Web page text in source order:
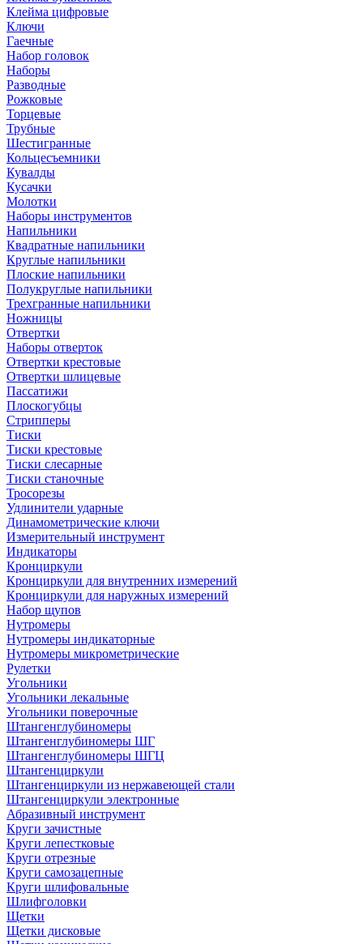
Клейма цифровые
Ключи
Гаечные
Набор головок
Наборы
Разводные
Рожковые
Торцевые
Трубные
Шестигранные
Кольцесъемники
Кувалды
Кусачки
Молотки
Наборы инструментов
Напильники
Квадратные напильники
Круглые напильники
Плоские напильники
Полукруглые напильники
Трехгранные напильники
Ножницы
Отвертки
Наборы отверток
Отвертки крестовые
Отвертки шлицевые
Пассатижи
Плоскогубцы
Стрипперы
Тиски
Тиски крестовые
Тиски слесарные
Тиски станочные
Тросорезы
Удлинители ударные
Динамометрические ключи
Измерительный инструмент
Индикаторы
Кронциркули
Кронциркули для внутренних измерений
Кронциркули для наружных измерений
Набор щупов
Нутромеры
Нутромеры индикаторные
Нутромеры микрометрические
Рулетки
Угольники
Угольники лекальные
Угольники поверочные
Штангенглубиномеры
Штангенглубиномеры ШГ
Штангенглубиномеры ШГЦ
Штангенциркули
Штангенциркули из нержавеющей стали
Штангенциркули электронные
Абразивный инструмент
Круги зачистные
Круги лепестковые
Круги отрезные
Круги самозацепные
Круги шлифовальные
Шлифголовки
Щетки
Щетки дисковые